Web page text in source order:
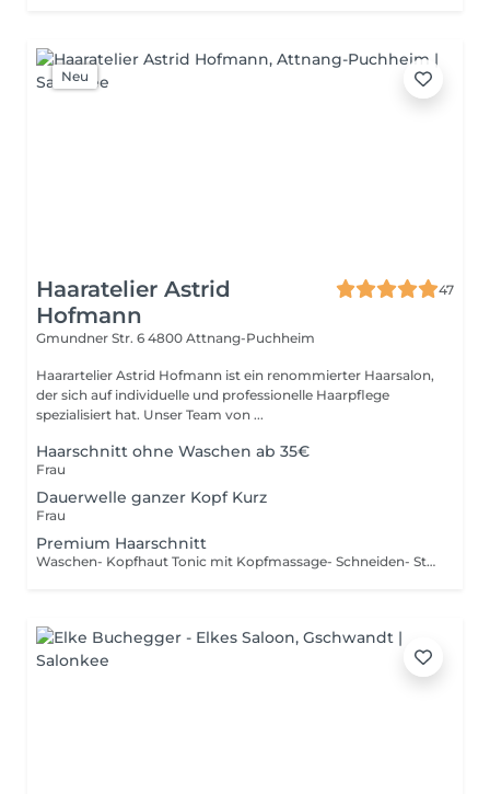
Neu
Haaratelier Astrid
Hofmann
47
Gmundner Str. 6 4800 Attnang-Puchheim
Haarartelier Astrid Hofmann ist ein renommierter Haarsalon,
der sich auf individuelle und professionelle Haarpflege
spezialisiert hat. Unser Team von ...
Haarschnitt ohne Waschen ab 35€
Frau
Dauerwelle ganzer Kopf Kurz
Frau
Premium Haarschnitt
Waschen- Kopfhaut Tonic mit Kopfmassage- Schneiden- Styling